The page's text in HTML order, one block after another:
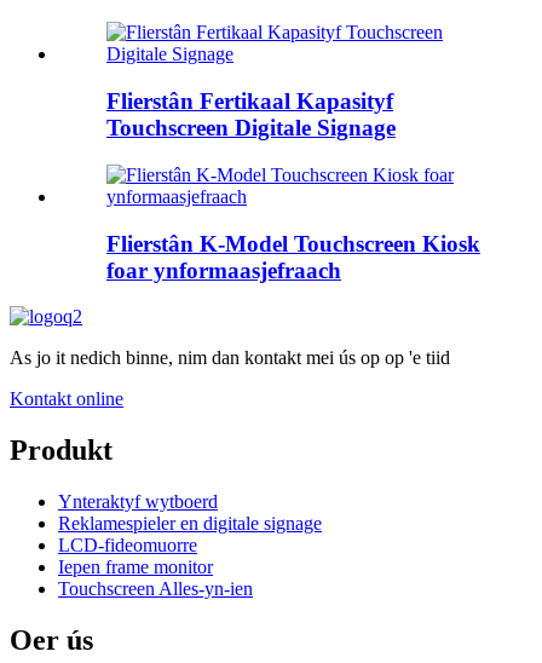
Flierstân Fertikaal Kapasityf
Touchscreen Digitale Signage
Flierstân K-Model Touchscreen Kiosk
foar ynformaasjefraach
As jo it nedich binne, nim dan kontakt mei ús op op 'e tiid
Kontakt online
Produkt
Ynteraktyf wytboerd
Reklamespieler en digitale signage
LCD-fideomuorre
Iepen frame monitor
Touchscreen Alles-yn-ien
Oer ús